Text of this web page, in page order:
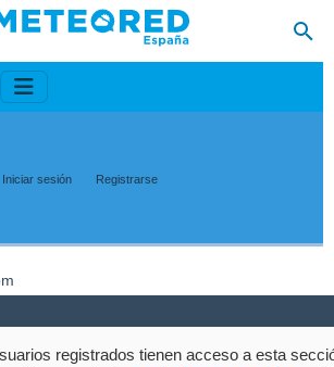
Iniciar sesión Registrarse
registrados tienen acceso a esta